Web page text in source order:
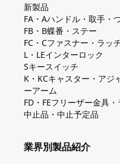
新製品
FA・Aハンドル・取手・
FB・B蝶番・ステー
FC・Cファスナー・ラッ
L・LEインターロック
Sキースイッチ
K・KCキャスター・アジ
ーアーム
FD・FEフリーザー金具・
中止品・中止予定品
業界別製品紹介